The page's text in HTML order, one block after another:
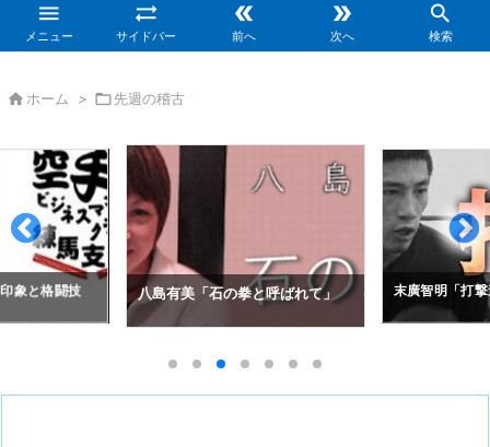

メニュー

サイドバー

前へ

次へ

検索
 ホーム > 先週の稽古
呼ばれて」 末廣智明「打撃道」
アレクセイ・
の空道入門」